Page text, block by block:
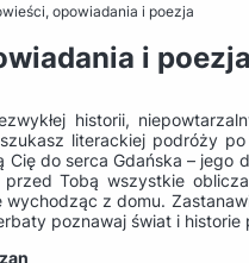
opowiadania i poezja
i poezja
historii,
literackiej podróży
Cię do serca Gdańska –
Tobą wszystkie
wychodząc z domu.
poznawaj świat i